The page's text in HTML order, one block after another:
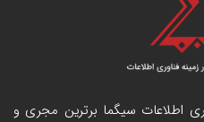
اطلاعات سیگما برترین مجری و